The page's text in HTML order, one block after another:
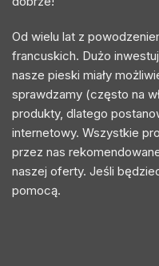
Od wielu lat z
francuskich. Dużo
nasze pieski miały
sprawdzamy (często na
produkty, dlatego
internetowy. Wszystkie
przez nas
naszej oferty. Jeśli
pomocą.